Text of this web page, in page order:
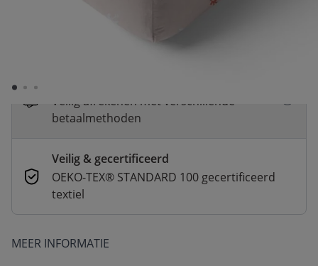
Veilig afrekenen met verschillende
betaalmethoden
Veilig & gecertificeerd
OEKO-TEX® STANDARD 100 gecertificeerd
textiel
MEER INFORMATIE